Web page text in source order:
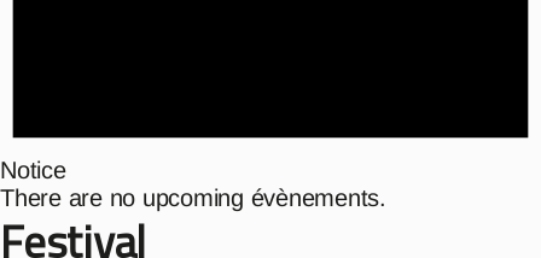
Notice
There are no upcoming évènements.
Festival